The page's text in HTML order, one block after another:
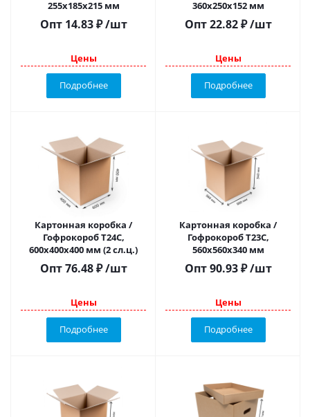
255х185х215 мм
Опт14.83 ₽ /шт
Цены
Подробнее
360х250х152 мм
Опт22.82 ₽ /шт
Цены
Подробнее
Картонная коробка /
Гофрокороб Т24С,
600х400х400 мм (2 сл.ц.)
Опт76.48 ₽ /шт
Цены
Подробнее
Картонная коробка /
Гофрокороб Т23С,
560х560х340 мм
Опт90.93 ₽ /шт
Цены
Подробнее